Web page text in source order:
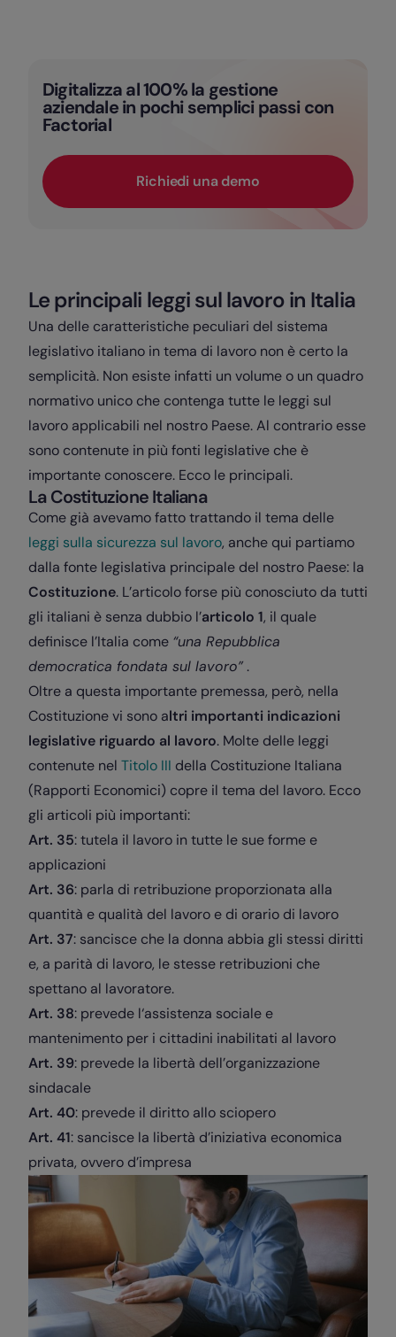
Digitalizza al 100% la gestione
aziendale in pochi semplici passi con
Factorial
Richiedi una demo
Le principali leggi sul lavoro in Italia
Una delle caratteristiche peculiari del sistema
legislativo italiano in tema di lavoro non è certo la
semplicità. Non esiste infatti un volume o un quadro
normativo unico che contenga tutte le leggi sul
lavoro applicabili nel nostro Paese. Al contrario esse
sono contenute in più fonti legislative che è
importante conoscere. Ecco le principali.
La Costituzione Italiana
Come già avevamo fatto trattando il tema delle
leggi sulla sicurezza sul lavoro, anche qui partiamo
dalla fonte legislativa principale del nostro Paese: la
Costituzione. L’articolo forse più conosciuto da tutti
gli italiani è senza dubbio l’articolo 1, il quale
definisce l’Italia come “una Repubblica
democratica fondata sul lavoro” .
Oltre a questa importante premessa, però, nella
Costituzione vi sono altri importanti indicazioni
legislative riguardo al lavoro. Molte delle leggi
contenute nel Titolo III della Costituzione Italiana
(Rapporti Economici) copre il tema del lavoro. Ecco
gli articoli più importanti:
Art. 35: tutela il lavoro in tutte le sue forme e
applicazioni
Art. 36: parla di retribuzione proporzionata alla
quantità e qualità del lavoro e di orario di lavoro
Art. 37: sancisce che la donna abbia gli stessi diritti
e, a parità di lavoro, le stesse retribuzioni che
spettano al lavoratore.
Art. 38: prevede l‘assistenza sociale e
mantenimento per i cittadini inabilitati al lavoro
Art. 39: prevede la libertà dell’organizzazione
sindacale
Art. 40: prevede il diritto allo sciopero
Art. 41: sancisce la libertà d’iniziativa economica
privata, ovvero d’impresa